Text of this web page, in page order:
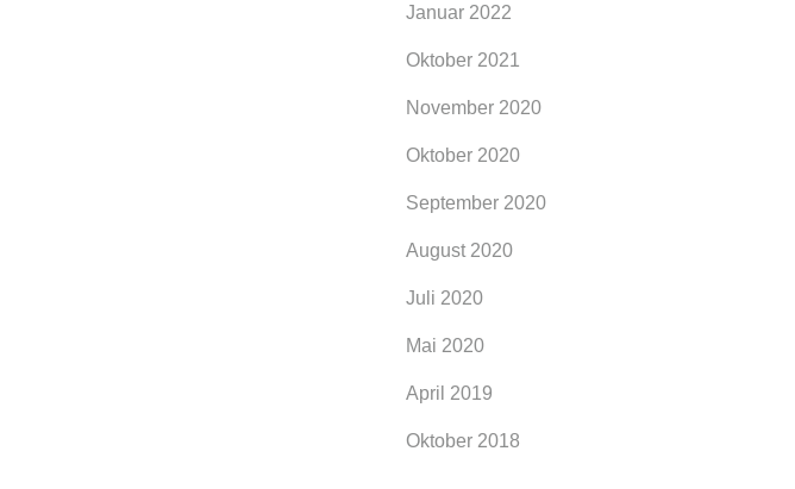
Januar 2022
Oktober 2021
November 2020
Oktober 2020
September 2020
August 2020
Juli 2020
Mai 2020
April 2019
Oktober 2018